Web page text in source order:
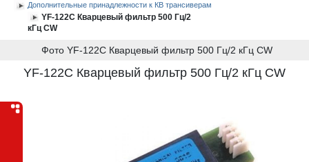
Дополнительные принадлежности к КВ трансиверам
YF-122C Кварцевый фильтр 500 Гц/2
кГц CW
Фото YF-122C Кварцевый фильтр 500 Гц/2 кГц CW
YF-122C Кварцевый фильтр 500 Гц/2 кГц CW